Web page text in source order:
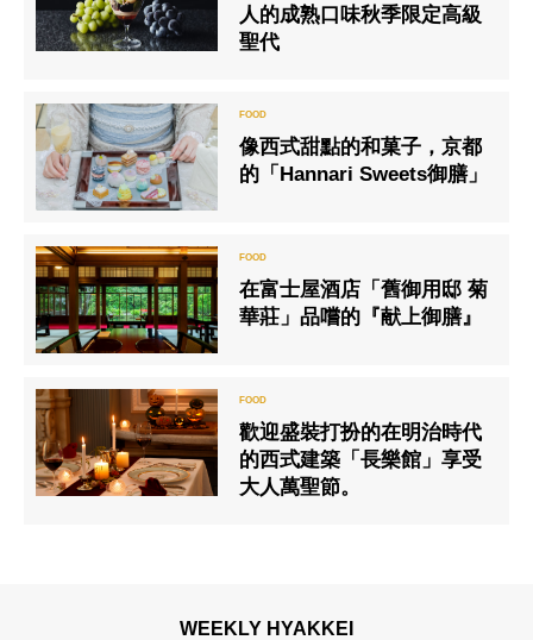
人的成熟口味秋季限定高級
聖代
像西式甜點的和菓子，京都
的「Hannari Sweets御膳」
在富士屋酒店「舊御用邸 菊
華莊」品嚐的『献上御膳』
歡迎盛裝打扮的在明治時代
的西式建築「長樂館」享受
大人萬聖節。
WEEKLY HYAKKEI